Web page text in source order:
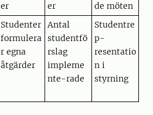
er
er
de möten
Studenter
formulera
r egna
åtgärder
Antal
studentfö
rslag
impleme
nte-rade
Studentre
p-
resentatio
n i
styrning